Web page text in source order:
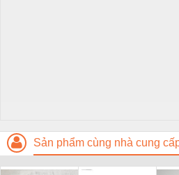
Sản phẩm cùng nhà cung